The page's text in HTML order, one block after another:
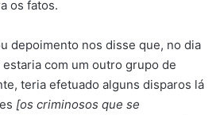
os fatos.
depoimento nos disse que, no dia
com um outro grupo de
teria efetuado alguns disparos lá
[os criminosos que se